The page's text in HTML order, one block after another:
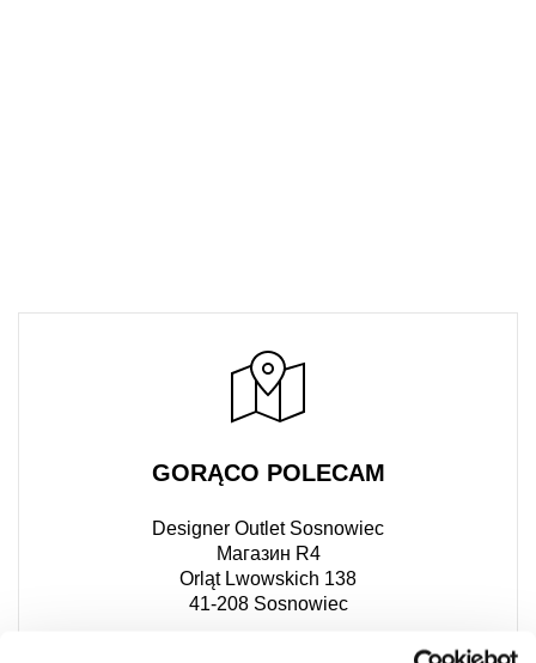
GORĄCO POLECAM
Designer Outlet Sosnowiec
Магазин R4
Orląt Lwowskich 138
41-208 Sosnowiec